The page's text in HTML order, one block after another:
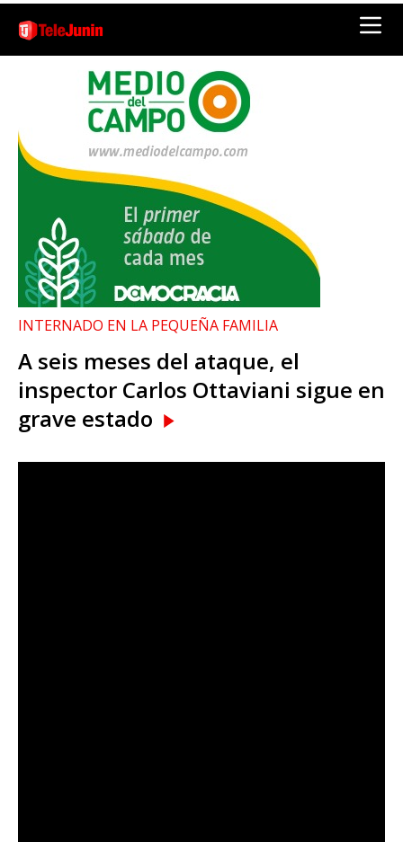
INTERNADO EN LA PEQUEÑA FAMILIA
A seis meses del ataque, el
inspector Carlos Ottaviani sigue en
grave estado